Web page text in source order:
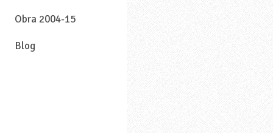
Obra 2004-15
Blog